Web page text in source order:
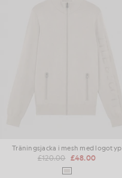
Träningsjacka i mesh med logotyp
£120.00 £48.00